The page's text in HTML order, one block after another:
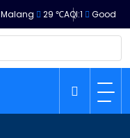
Malang 29 ℃AQI:1 Good